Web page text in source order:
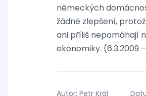
německých
žádné zlepšení,
ani příliš nepomáhají
ekonomiky. (6.3.2009
Autor: Petr Král